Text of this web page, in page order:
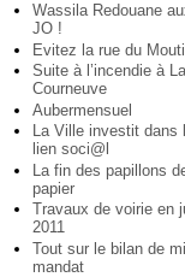
Wassila Redouane
JO !
Evitez la rue du
Suite à l’incendie à La
Courneuve
Aubermensuel
La Ville investit dans
lien soci@l
La fin des papillons
papier
Travaux de voirie en
2011
Tout sur le bilan de
mandat